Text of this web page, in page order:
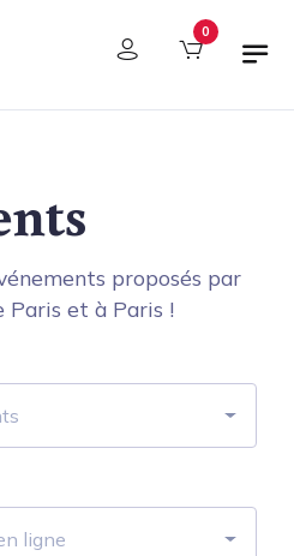
cookies 0
proposés par
Paris et à Paris !
ligne